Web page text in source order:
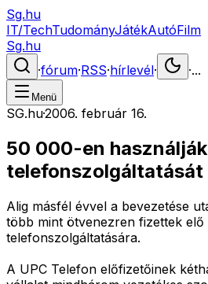
Sg.hu
IT/TechTudományJátékAutóFilm
Sg.hu
·fórum·RSS·hírlevél· ·...
Menü
SG.hu·2006. február 16.
50 000-en használják
telefonszolgáltatását
Alig másfél évvel a bevezetése
több mint ötvenezren fizettek elő
telefonszolgáltatására.
A UPC Telefon előfizetőinek